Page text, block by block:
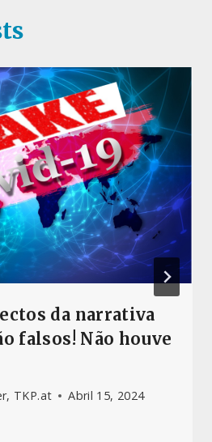
da narrativa
falsos! Não houve
TKP.at Abril 15, 2024